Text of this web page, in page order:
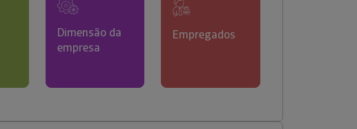
Dimensão da
empresa
Empregados